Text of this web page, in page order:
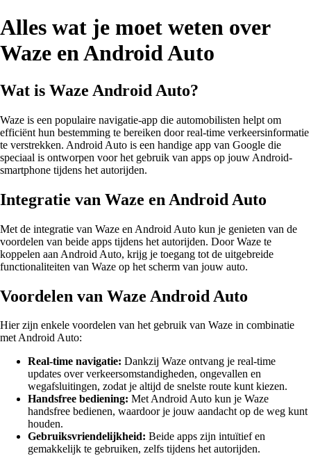
Alles wat je moet weten over
Waze en Android Auto
Wat is Waze Android Auto?
Waze is een populaire navigatie-app die automobilisten helpt om
efficiënt hun bestemming te bereiken door real-time verkeersinformatie
te verstrekken. Android Auto is een handige app van Google die
speciaal is ontworpen voor het gebruik van apps op jouw Android-
smartphone tijdens het autorijden.
Integratie van Waze en Android Auto
Met de integratie van Waze en Android Auto kun je genieten van de
voordelen van beide apps tijdens het autorijden. Door Waze te
koppelen aan Android Auto, krijg je toegang tot de uitgebreide
functionaliteiten van Waze op het scherm van jouw auto.
Voordelen van Waze Android Auto
Hier zijn enkele voordelen van het gebruik van Waze in combinatie
met Android Auto:
Real-time navigatie: Dankzij Waze ontvang je real-time
updates over verkeersomstandigheden, ongevallen en
wegafsluitingen, zodat je altijd de snelste route kunt kiezen.
Handsfree bediening: Met Android Auto kun je Waze
handsfree bedienen, waardoor je jouw aandacht op de weg kunt
houden.
Gebruiksvriendelijkheid: Beide apps zijn intuïtief en
gemakkelijk te gebruiken, zelfs tijdens het autorijden.